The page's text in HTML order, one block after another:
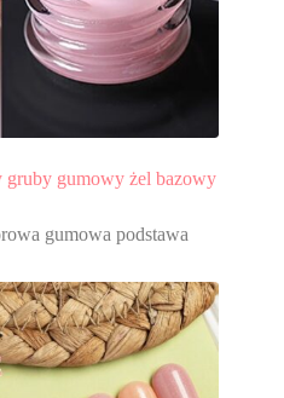
gumowy żel bazowy
gumowa podstawa